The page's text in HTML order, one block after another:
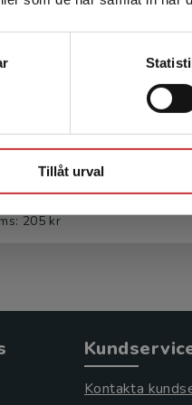
Tillåt urval
utifrån
- Wirbing, P
205 kr
Kontakta